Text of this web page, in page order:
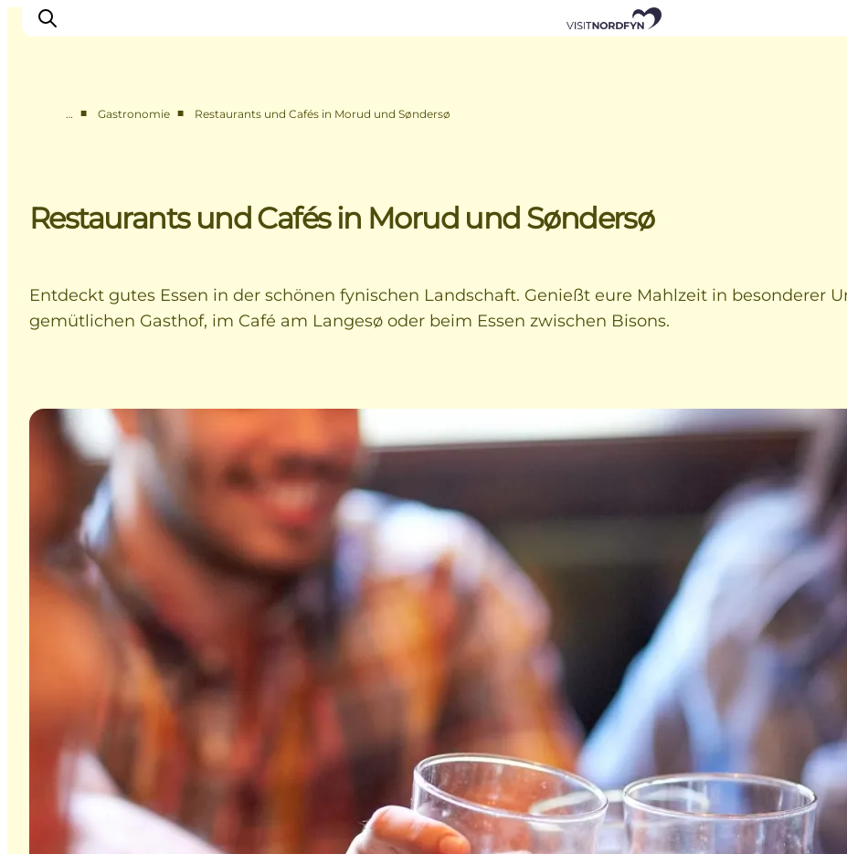
Essen und Trinken
Unterkünfte
Für Kinder
… ■ Gastronomie ■ Restaurants und Cafés in Morud und Søndersø
Restaurants und Cafés in Morud und Søndersø
Entdeckt gutes Essen in der schönen fynischen Landschaft. Genießt eure Mahlzeit in besonderer
gemütlichen Gasthof, im Café am Langesø oder beim Essen zwischen Bisons.